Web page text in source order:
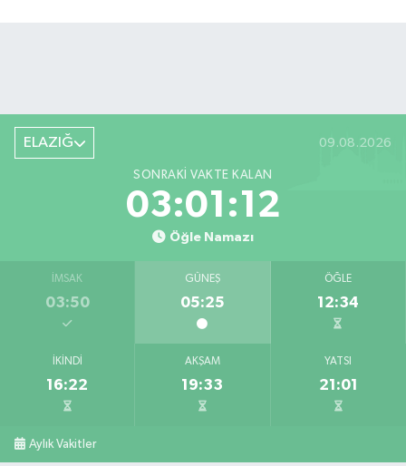
ELAZIĞ 09.08.2026
SONRAKI VAKTE KALAN
03:01:12
Öğle Namazı
İMSAK
03:50
GÜNEŞ
05:25
ÖĞLE
12:34
İKINDI
16:22
AKŞAM
19:33
YATSI
21:01
Aylık Vakitler